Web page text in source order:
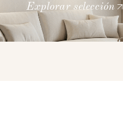
Explorar selección